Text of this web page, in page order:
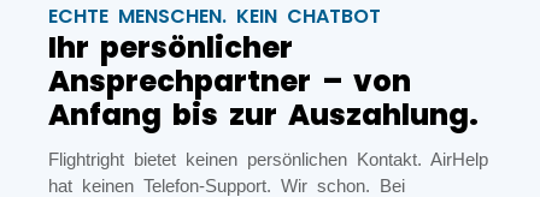
ECHTE MENSCHEN. KEIN CHATBOT
Ihr persönlicher
Ansprechpartner – von
Anfang bis zur Auszahlung.
Flightright bietet keinen persönlichen Kontakt. AirHelp
hat keinen Telefon-Support. Wir schon. Bei